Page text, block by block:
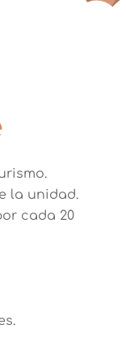
la unidad.
cada 20